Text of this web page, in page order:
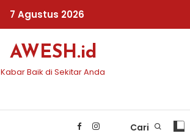
7 Agustus 2026
AWESH.id
Kabar Baik di Sekitar Anda
Cari